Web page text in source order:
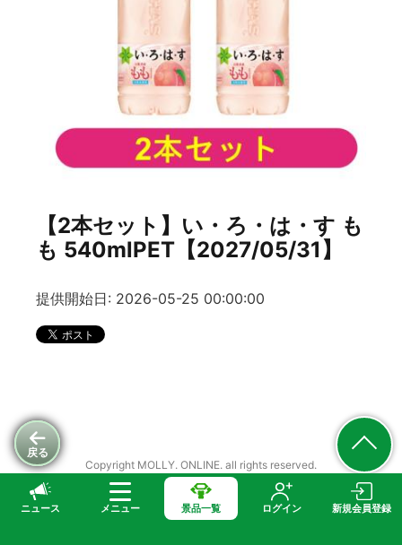
ニュース メニュー 景品一覧 ログイン 新規会員登録
戻る
【2本セット】い・ろ・は・す も
も 540mlPET【2027/05/31】
提供開始日: 2026-05-25 00:00:00
Copyright MOLLY. ONLINE. all rights reserved.